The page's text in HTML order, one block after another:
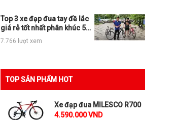
Top 3 xe đạp đua tay đề lắc
giá rẻ tốt nhất phân khúc 5tr,
10tr và 15tr
7.766 lượt xem
TOP SẢN PHẨM HOT
Xe đạp đua MILESCO R700
4.590.000 VND